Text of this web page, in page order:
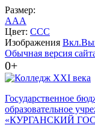
Размер:
AAA
Цвет: CCC
Изображения Вкл.
Обычная версия
0+
Государственное
образовательное
«КУРГАНСКИЙ